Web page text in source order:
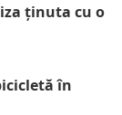
ținuta cu o
în